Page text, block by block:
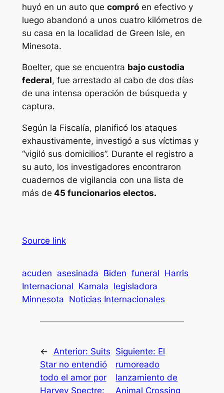
huyó en un auto que compróen efectivo y
luego abandonó a unos cuatro kilómetros de
su casa en la localidad de Green Isle, en
Minesota.
Boelter, que se encuentra bajo custodia
federal, fue arrestado al cabo de dos días
de una intensa operación de búsqueda y
captura.
Según la Fiscalía, planificó los ataques
exhaustivamente, investigó a sus víctimas y
“vigiló sus domicilios”. Durante el registro a
su auto, los investigadores encontraron
cuadernos de vigilancia con una lista de
más de 45 funcionarios electos.
Source link
acuden asesinada Biden funeral Harris
Internacional Kamala legisladora
Minnesota Noticias Internacionales
← Anterior: Suits
Star no entendió
todo el amor por
Harvey Spectre:
Siguiente: El
rumoreado
lanzamiento de
Animal Crossing